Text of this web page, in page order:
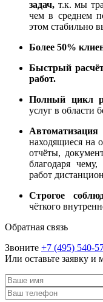
задач, т.к. мы
чем в среднем
этом стабильно
Более 50%
Быстрый
работ.
Полный цикл
услуг в области
находящиеся на
отчёты,
благодаря
работ
Строгое
чёткого
Обратная связь
Звоните +7 (495) 540-
Или оставьте заявку